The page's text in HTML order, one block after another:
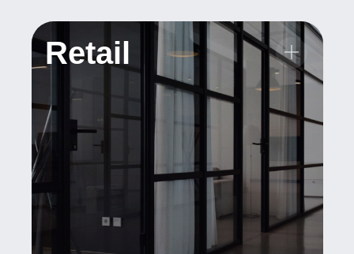
Retail